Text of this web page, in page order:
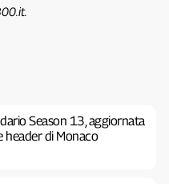
Season 13, aggiornata
header di Monaco